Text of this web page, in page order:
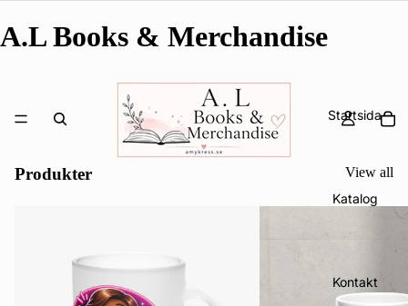
A.L Books & Merchandise
Startsida
Katalog
Kontakt
Produkter View all